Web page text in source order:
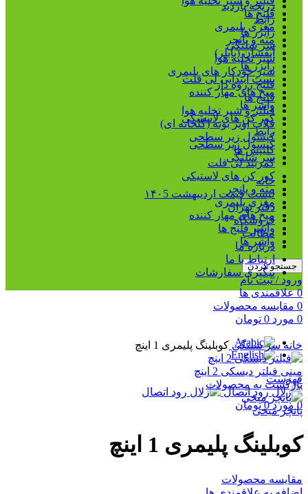
دریچه بازدید
رابط
رایزر ها
سر شلنگی
شیر تخلیه هوا
شیر خودکار های پلیمری
فلنج رزوه دار
فلنج ها
فیلتر و شیر تخلیه هوا
قلاب آویز بوته (گلخانه ای)
کپسول زیر سطحی
کلیپس ها
کمربند لی فلت
کور کن های لاستیکی
مته و پانچر
مغزی پلیمری
میخ های مهار کننده
واشر فلنج ها
واشر ها
جستجو کردن
ورود / ثبت نام
0 علاقمندی ها
0 مقایسه محصولات
0 مورد 0 تومان
فهرست
0 مورد 0 تومان
فلنج ها
مغزی پلیمری
مته و پانچر
آبفشان (بابلر)
رایزر ها
بست ابتدایی لی فلت
میخ های مهار کننده
واشر ها
کور کن های لاستیکی
رابط
کپسول زیر سطحی
سر شلنگی
خانه
لیست قیمت اردیبهشت ۱۴۰5
دفتر تهران
فروشگاه
مطالب
درباره ما
ارتباط با ما
پیگیری سفارشات
خانه سر شلنگی کوبلینگ پلیمری 1 اینچ
مینی فیلتر دیسکی 2 اینچ
بازگشت به محصولات
پانچر میخی
کوبلینگ پلیمری 1 اینچ
مقایسه محصولات